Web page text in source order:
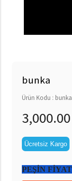
bunka
Ürün Kodu :
Ücretsiz Kargo
PEŞİN